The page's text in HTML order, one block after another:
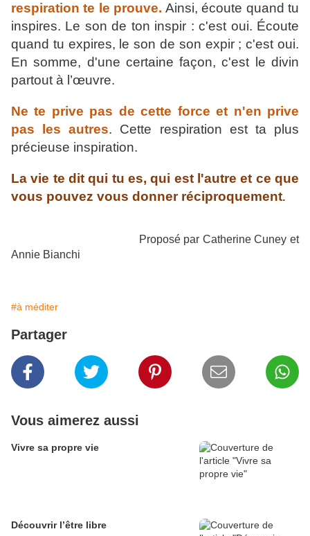
respiration te le prouve. Ainsi, écoute quand tu
inspires. Le son de ton inspir : c'est oui. Écoute
quand tu expires, le son de son expir ; c'est oui.
En somme, d'une certaine façon, c'est le divin
partout à l’œuvre.
Ne te prive pas de cette force et n'en prive
pas les autres. Cette respiration est ta plus
précieuse inspiration.
La vie te dit qui tu es, qui est l'autre et ce que
vous pouvez vous donner réciproquement.
Proposé par Catherine Cuney et
Annie Bianchi
#à méditer
Partager
Vous aimerez aussi
Vivre sa propre vie
Découvrir l’être libre